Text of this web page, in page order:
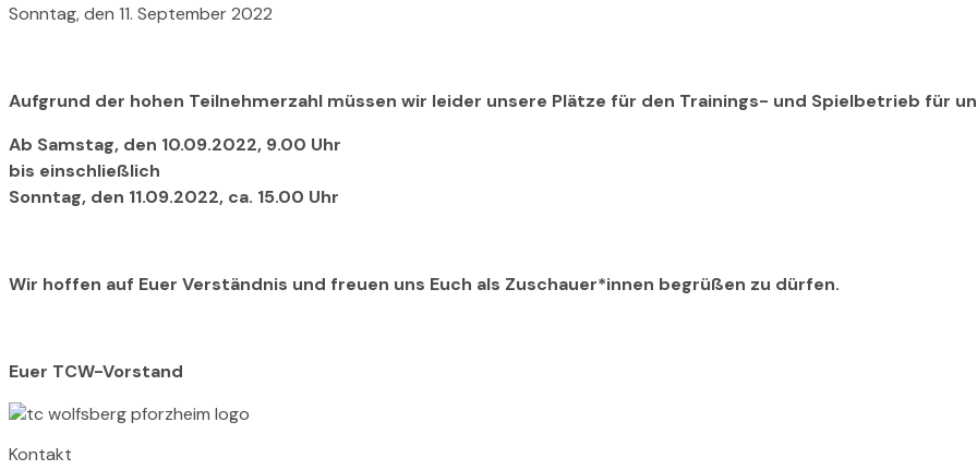
Sonntag, den 11. September 2022
Aufgrund der hohen Teilnehmerzahl müssen wir leider unsere Plätze für den Trainings- und Spielbetrieb für
Ab Samstag, den 10.09.2022, 9.00 Uhr
bis einschließlich
Sonntag, den 11.09.2022, ca. 15.00 Uhr
Wir hoffen auf Euer Verständnis und freuen uns Euch als Zuschauer*innen begrüßen zu dürfen.
Euer TCW-Vorstand
Kontakt